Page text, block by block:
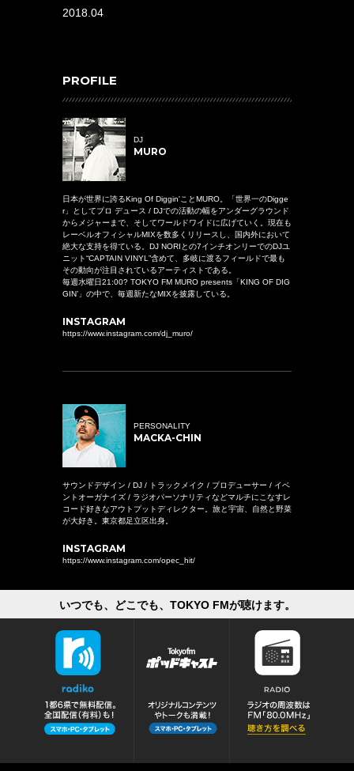
2018.04
PROFILE
DJ
MURO
日本が世界に誇るKing Of Diggin'ことMURO。「世界一のDigge
r」としてプロ デュース / DJでの活動の幅をアンダーグラウンド
からメジャーまで、そしてワールドワイドに広げていく。現在も
レーベルオフィシャルMIXを数多くリリースし、国内外において
絶大な支持を得ている。DJ NORIとの7インチオンリーでのDJユ
ニット“CAPTAIN VINYL”含めて、多岐に渡るフィールドで最も
その動向が注目されているアーティストである。
毎週水曜日21:00? TOKYO FM MURO presents「KING OF DIG
GIN’」の中で、毎週新たなMIXを披露している。
INSTAGRAM
https://www.instagram.com/dj_muro/
PERSONALITY
MACKA-CHIN
サウンドデザイン / DJ / トラックメイク / プロデューサー / イベ
ントオーガナイズ / ラジオパーソナリティなどマルチにこなすレ
コード好きなアウトプットディレクター。旅と宇宙、自然と野菜
が大好き。東京都足立区出身。
INSTAGRAM
https://www.instagram.com/opec_hit/
いつでも、どこでも、TOKYO FMが聴けます。